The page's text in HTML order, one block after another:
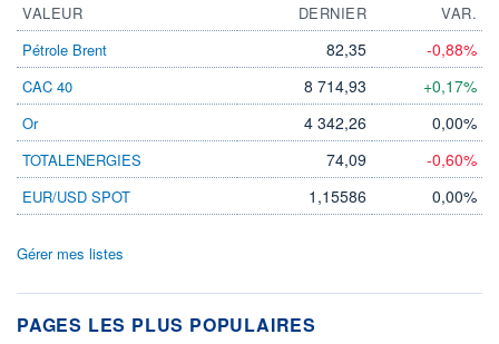
VALEUR DERNIER
VAR.
Pétrole Brent
82,35 -0,88%
CAC 40 8 714,93 +0,17%
Or 4 342,26 0,00%
TOTALENERGIES 74,09 -0,60%
EUR/USD SPOT 1,15586 0,00%
Gérer mes listes
PAGES LES PLUS POPULAIRES